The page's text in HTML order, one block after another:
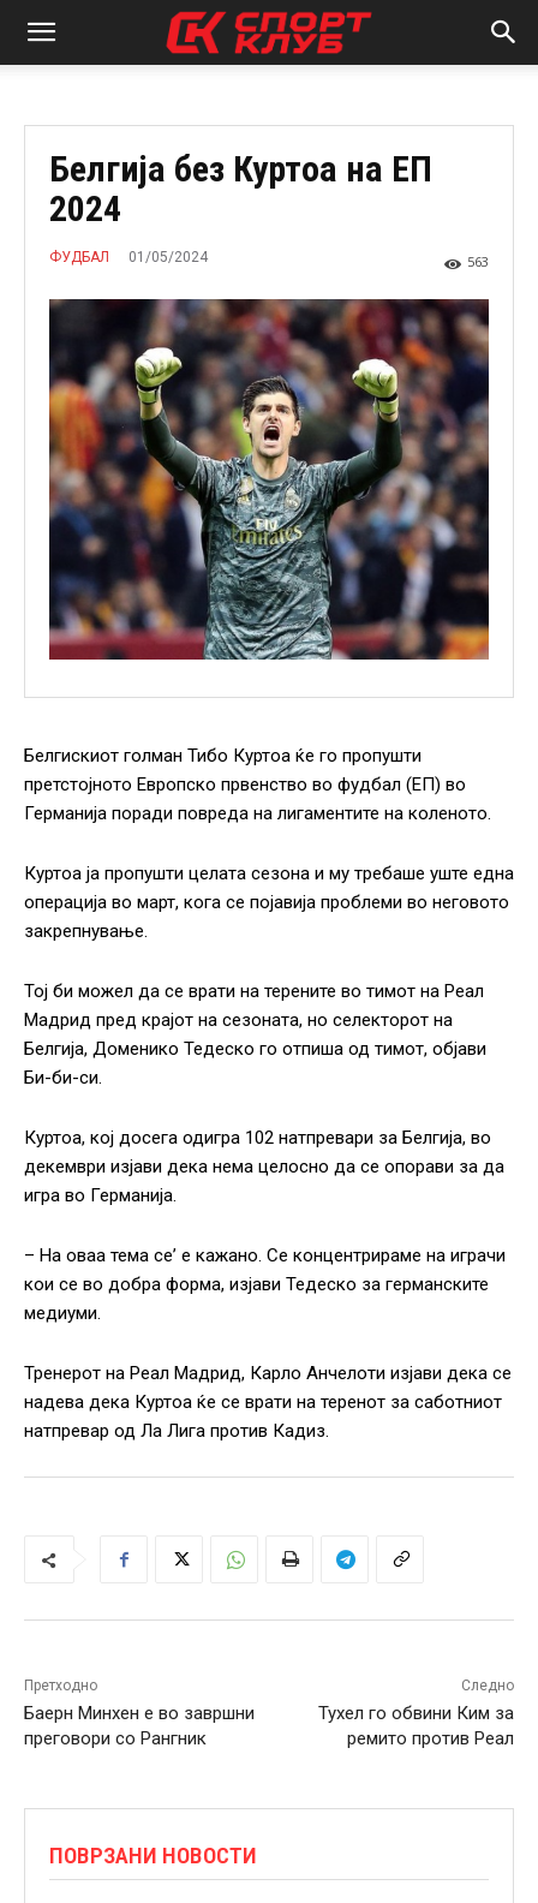
Белгија без Куртоа на ЕП
2024
ФУДБАЛ 01/05/2024 563
Белгискиот голман Тибо Куртоа ќе го пропушти
претстојното Европско првенство во фудбал (ЕП) во
Германија поради повреда на лигаментите на коленото.
Куртоа ја пропушти целата сезона и му требаше уште една
операција во март, кога се појавија проблеми во неговото
закрепнување.
Тој би можел да се врати на терените во тимот на Реал
Мадрид пред крајот на сезоната, но селекторот на
Белгија, Доменико Тедеско го отпиша од тимот, објави
Би-би-си.
Куртоа, кој досега одигра 102 натпревари за Белгија, во
декември изјави дека нема целосно да се опорави за да
игра во Германија.
– На оваа тема се’ е кажано. Се концентрираме на играчи
кои се во добра форма, изјави Тедеско за германските
медиуми.
Тренерот на Реал Мадрид, Карло Анчелоти изјави дека се
надева дека Куртоа ќе се врати на теренот за саботниот
натпревар од Ла Лига против Кадиз.
Претходно
Баерн Минхен е во завршни
преговори со Рангник
Следно
Тухел го обвини Ким за
ремито против Реал
ПОВРЗАНИ НОВОСТИ